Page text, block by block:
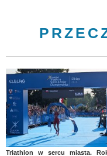
Triathlon w sercu miasta.